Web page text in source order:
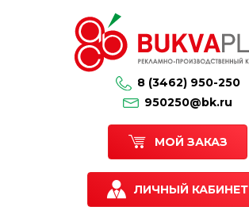
8 (3462) 950-250
950250@bk.ru
МОЙ ЗАКАЗ
ЛИЧНЫЙ КАБИНЕТ